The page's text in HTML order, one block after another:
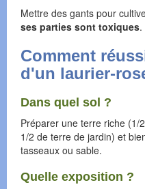
Mettre des gants pour
ses parties sont toxiques.
Comment
d'un laurier-
Dans quel sol ?
Préparer une terre riche (1/
1/2 de terre de jardin) et
tasseaux ou sable.
Quelle exposition ?